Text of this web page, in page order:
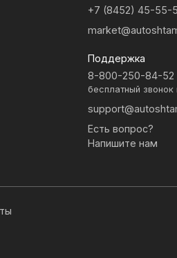
+7 (8452) 45-55-
Поддержка
8-800-250-84-52
бесплатный звонок
Есть вопрос?
Напишите нам